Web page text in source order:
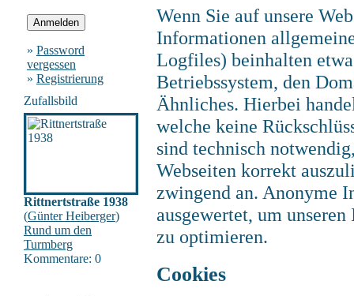
» Password
vergessen
» Registrierung
Zufallsbild
Rittnertstraße 1938
(Günter Heiberger)
Rund um den
Turmberg
Kommentare: 0
Wenn Sie auf unsere
Informationen
Logfiles) beinhalten
Betriebssystem, den
Ähnliches. Hierbei
welche keine
sind technisch
Webseiten korrekt
zwingend an. Anonyme
ausgewertet, um
zu optimieren.
Cookies